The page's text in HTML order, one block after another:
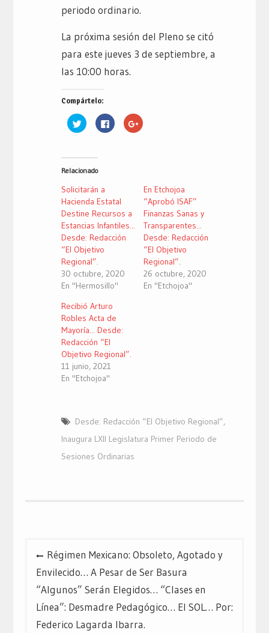
periodo ordinario.
La próxima sesión del Pleno se citó
para este jueves 3 de septiembre, a
las 10:00 horas.
Compártelo:
Haz
clic
Twitter
abre
una
ventana
nueva)
Haz
clic
nueva)
Haz
clic
una
ventana
nueva)
Relacionado
Solicitarán a
Hacienda Estatal
Destine Recursos a
Estancias Infantiles...
Desde: Redacción
“El Objetivo
Regional”.
30 octubre, 2020
En "Hermosillo"
En Etchojoa
“Aprobó ISAF”
Finanzas Sanas y
Transparentes...
Desde: Redacción
“El Objetivo
Regional”.
26 octubre, 2020
En "Etchojoa"
Recibió Arturo
Robles Acta de
Mayoría... Desde:
Redacción “El
Objetivo Regional”.
11 junio, 2021
En "Etchojoa"
Desde: Redacción “El Objetivo Regional”,
Inaugura LXII Legislatura Primer Periodo de
Sesiones Ordinarias
Navegación
de
entradas
Régimen Mexicano: Obsoleto, Agotado y
Envilecido… A Pesar de Ser Basura
“Algunos” Serán Elegidos… “Clases en
Línea”: Desmadre Pedagógico… El SOL… Por:
Federico Lagarda Ibarra.